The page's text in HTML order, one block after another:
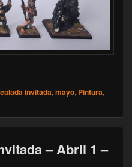
Invitada – Mayo 3 –
invitada, mayo, Pintura,
– Abril 1 –